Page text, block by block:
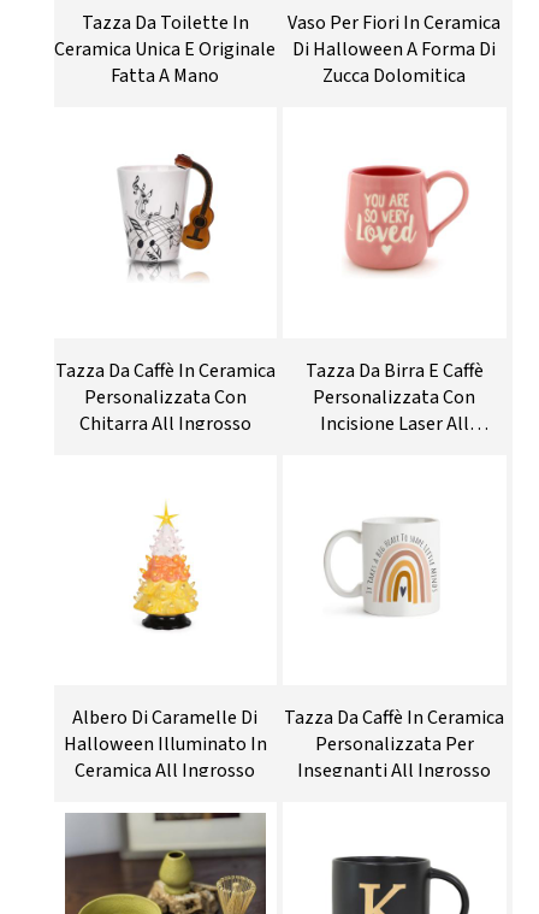
Tazza Da Toilette In
Ceramica Unica E Originale
Fatta A Mano
Vaso Per Fiori In Ceramica
Di Halloween A Forma Di
Zucca Dolomitica
Tazza Da Caffè In Ceramica
Personalizzata Con
Chitarra All Ingrosso
Tazza Da Birra E Caffè
Personalizzata Con
Incisione Laser All
Albero Di Caramelle Di
Halloween Illuminato In
Ceramica All Ingrosso
Tazza Da Caffè In Ceramica
Personalizzata Per
Insegnanti All Ingrosso